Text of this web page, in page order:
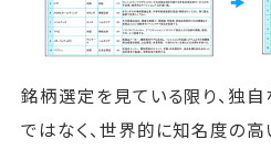
銘柄選定を見ている限り、独
ではなく、世界的に知名度の